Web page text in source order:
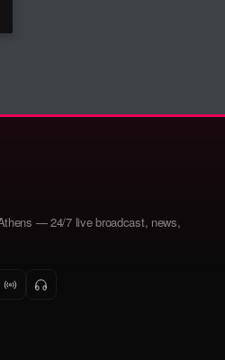
— 24/7 live broadcast, news,